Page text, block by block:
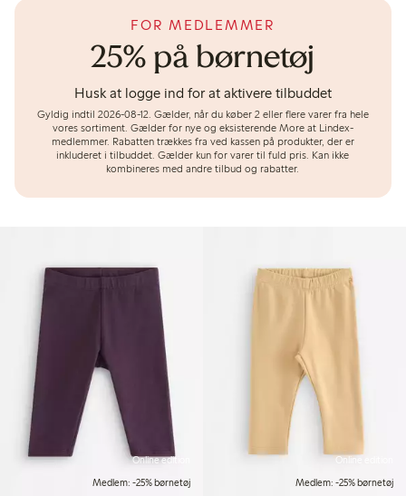
25% på børnetøj
FOR MEDLEMMER
Husk at logge ind for at aktivere tilbuddet
Gyldig indtil 2026-08-12. Gælder, når du køber 2 eller flere varer fra hele
vores sortiment. Gælder for nye og eksisterende More at Lindex-
medlemmer. Rabatten trækkes fra ved kassen på produkter, der er
inkluderet i tilbuddet. Gælder kun for varer til fuld pris. Kan ikke
kombineres med andre tilbud og rabatter.
Online edition
Medlem: -25% børnetøj
Online edition
Medlem: -25% børnetøj